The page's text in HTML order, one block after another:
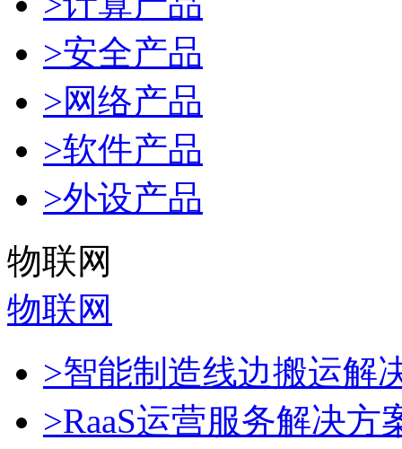
>安全产品
>网络产品
>软件产品
>外设产品
物联网
物联网
>智能制造线边搬运解
>RaaS运营服务解决方